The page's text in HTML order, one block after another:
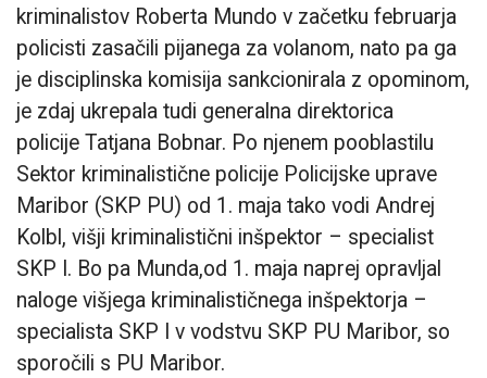
kriminalistov Roberta Mundo v začetku februarja
policisti zasačili pijanega za volanom, nato pa ga
je disciplinska komisija sankcionirala z opominom,
je zdaj ukrepala tudi generalna direktorica
policije Tatjana Bobnar. Po njenem pooblastilu
Sektor kriminalistične policije Policijske uprave
Maribor (SKP PU) od 1. maja tako vodi Andrej
Kolbl, višji kriminalistični inšpektor – specialist
SKP I. Bo pa Munda,od 1. maja naprej opravljal
naloge višjega kriminalističnega inšpektorja –
specialista SKP I v vodstvu SKP PU Maribor, so
sporočili s PU Maribor.